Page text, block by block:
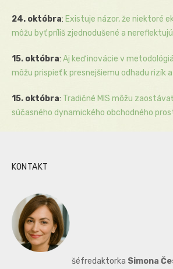
24. októbra: Existuje názor, že niektoré
môžu byť príliš zjednodušené a
15. októbra: Aj keď inovácie v
môžu prispieť k presnejšiemu odhadu rizík
15. októbra: Tradičné MIS môžu
súčasného dynamického obchodného
KONTAKT
šéfredaktorka Simona